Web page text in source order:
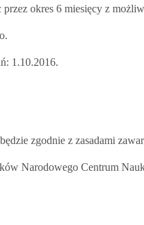
okres 6 miesięcy z
1.10.2016.
zgodnie z zasadami
Narodowego Centrum